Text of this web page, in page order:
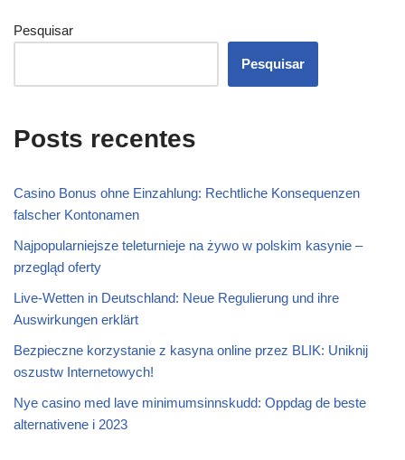
Pesquisar
Pesquisar
Posts recentes
Casino Bonus ohne Einzahlung: Rechtliche Konsequenzen
falscher Kontonamen
Najpopularniejsze teleturnieje na żywo w polskim kasynie –
przegląd oferty
Live-Wetten in Deutschland: Neue Regulierung und ihre
Auswirkungen erklärt
Bezpieczne korzystanie z kasyna online przez BLIK: Uniknij
oszustw Internetowych!
Nye casino med lave minimumsinnskudd: Oppdag de beste
alternativene i 2023